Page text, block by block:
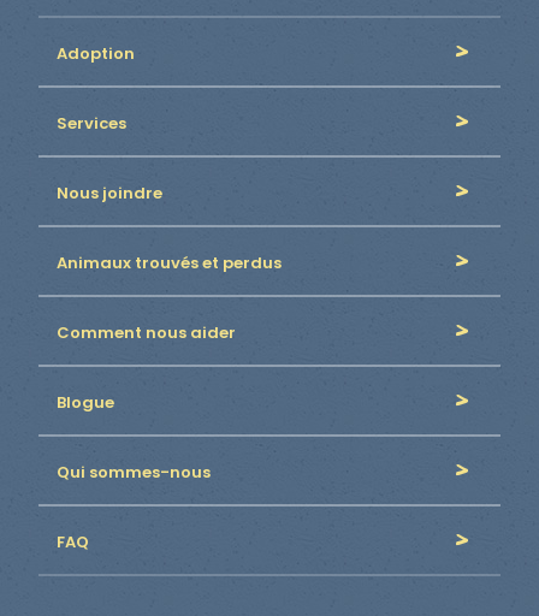
Adoption
Services
Nous joindre
Animaux trouvés et perdus
Comment nous aider
Blogue
Qui sommes-nous
FAQ